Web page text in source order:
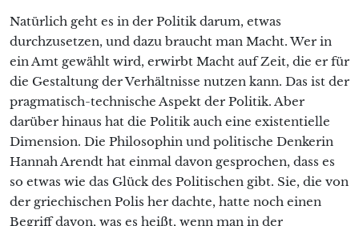
Natürlich geht es in der Politik darum, etwas
durchzusetzen, und dazu braucht man Macht. Wer in
ein Amt gewählt wird, erwirbt Macht auf Zeit, die er für
die Gestaltung der Verhältnisse nutzen kann. Das ist der
pragmatisch-technische Aspekt der Politik. Aber
darüber hinaus hat die Politik auch eine existentielle
Dimension. Die Philosophin und politische Denkerin
Hannah Arendt hat einmal davon gesprochen, dass es
so etwas wie das Glück des Politischen gibt. Sie, die von
der griechischen Polis her dachte, hatte noch einen
Begriff davon, was es heißt, wenn man in der